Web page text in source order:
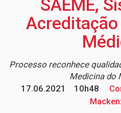
SAEME,
Acreditação
Processo reconhece
Medicina do
17.06.2021
10h48